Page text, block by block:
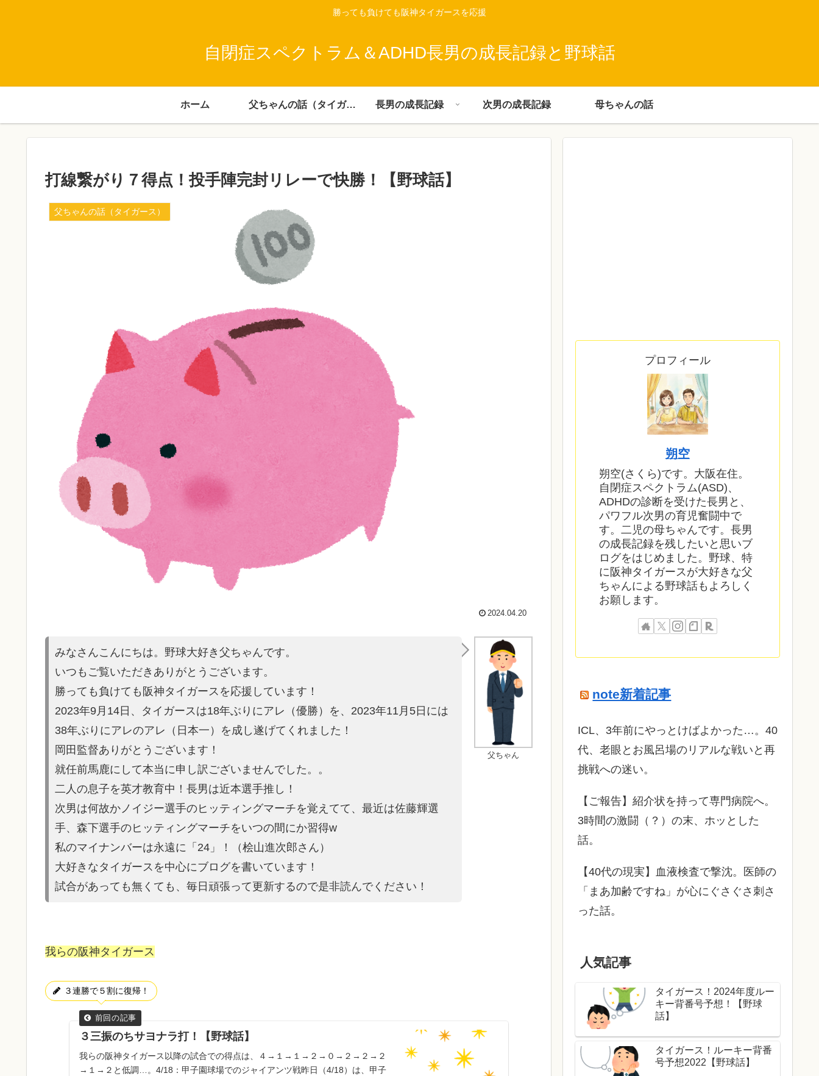
勝っても負けても阪神タイガースを応援
自閉症スペクトラム＆ADHD長男の成長記録と野球話
ホーム 父ちゃんの話（タイガース） 長男の成長記録 次男の成長記録 母ちゃんの話
打線繋がり７得点！投手陣完封リレーで快勝！【野球話】
父ちゃんの話（タイガース）
2024.04.20
父ちゃん
みなさんこんにちは。野球大好き父ちゃんです。
いつもご覧いただきありがとうございます。
勝っても負けても阪神タイガースを応援しています！
2023年9月14日、タイガースは18年ぶりにアレ（優勝）を 、2023年11月5日には
38年ぶりにアレのアレ（日本一）を 成し遂げてくれました！
岡田監督ありがとうございます！
就任前馬鹿にして本当に申し訳ございませんでした。。
二人の息子を英才教育中！長男は近本選手推し！
次男は何故かノイ ジー選手のヒッティングマーチを覚えてて、最近は佐藤輝選
手、森下選手のヒッティングマーチをいつの間にか習得w
私のマイナンバーは永遠に「24」！（桧山進次郎さん）
大好きなタイガースを中心にブログを書いています！
試合があって も無くても、毎日頑張って更新するので是非読んでください！
我らの阪神タイガース
３連勝で５割に復帰！
３三振のちサヨナラ打！【野球話】
我らの阪神タイガース以降の試合での得点は、４→１→１→２→０→２→２→２
→１→２と低調…。4/18：甲子園球場でのジャイアンツ戦昨日（4/18）は、甲子
プロフィール
朔空
朔空(さくら)です。大阪在住。
自閉症スペクトラム(ASD)、
ADHDの診断を受けた長男と、
パワフル次男の育児奮闘中で
す。二児の母ちゃんです。長男
の成長記録を残したいと思いブ
ログをはじめました。野球、特
に阪神タイガースが大好きな父
ちゃんによる野球話もよろしく
お願します。
note新着記事
ICL、3年前にやっとけばよかった…。40
代、老眼とお風呂場のリアルな戦いと再
挑戦への迷い。
​【ご報告】紹介状を持って専門病院へ。
3時間の激闘（？）の末、ホッとした
話。
【40代の現実】血液検査で撃沈。医師の
「まあ加齢ですね」が心にぐさぐさ刺さ
った話。
人気記事
タイガース！2024年度ルー
キー背番号予想！【野球
話】
タイガース！ルーキー背番
号予想2022【野球話】